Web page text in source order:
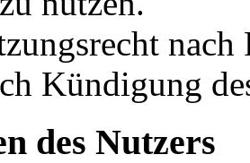
Kündigung
des Nutzers